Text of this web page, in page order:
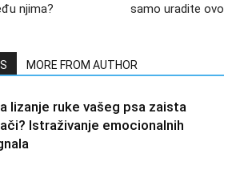
njima?
samo uradite ovo
MORE FROM AUTHOR
lizanje ruke vašeg psa zaista
Istraživanje emocionalnih